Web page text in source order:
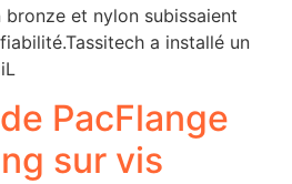
bronze et nylon subissaient
a installé un
PacFlange
sur vis